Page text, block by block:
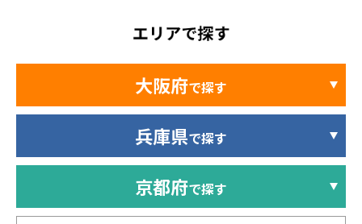
大阪府で探す
兵庫県で探す
京都府で探す